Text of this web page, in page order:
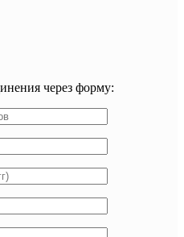
через форму: